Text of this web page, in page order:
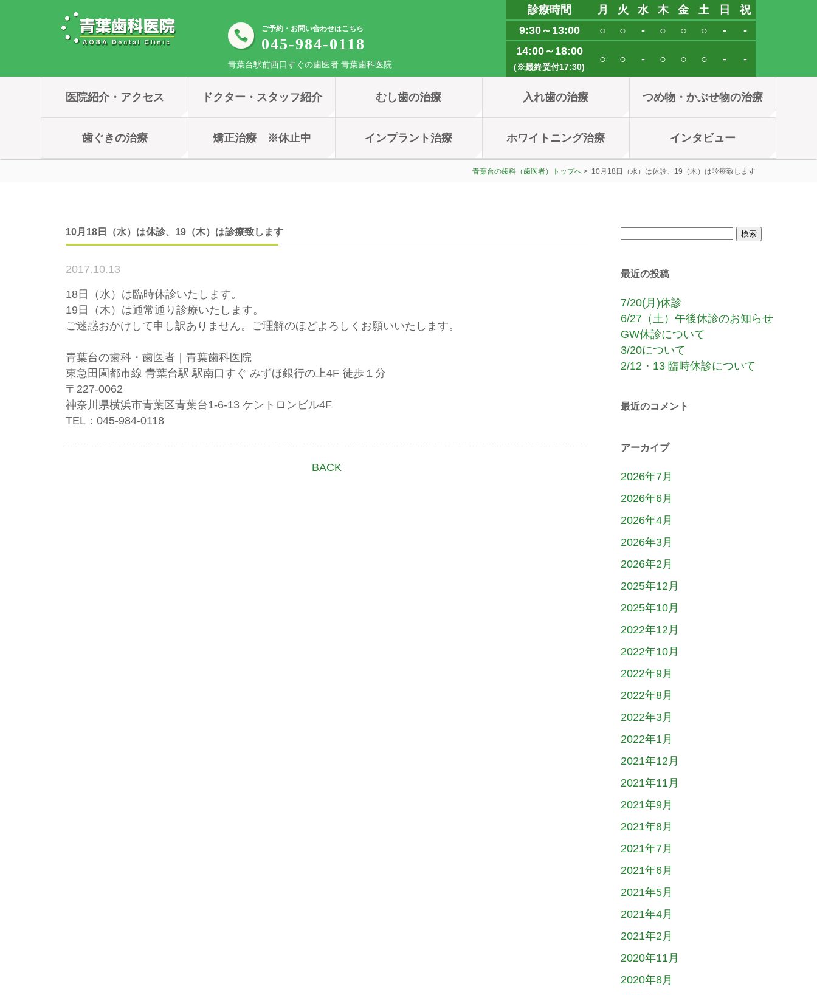
診療時間 月 火 水 木 金 土 日
祝
9:30～13:00
○ ○ - ○ ○ ○ -
-
14:00～18:00
(※最終受付17:30)
○ ○ - ○ ○ ○ - -
ご予約・お問い合わせはこちら
045-984-0118
青葉台駅前西口すぐの歯医者 青葉歯科医院
医院紹介・アクセス ドクター・スタッフ紹介 むし歯の治療 入れ歯の治療 つめ物・かぶせ物の治療
歯ぐきの治療 矯正治療 ※休止中 インプラント治療 ホワイトニング治療 インタビュー
青葉台の歯科（歯医者）トップへ > 10月18日（水）は休診、19（木）は診療致します
10月18日（水）は休診、19（木）は診療致します
2017.10.13
18日（水）は臨時休診いたします。
19日（木）は通常通り診療いたします。
ご迷惑おかけして申し訳ありません。ご理解のほどよろしくお願いいたします。
青葉台の歯科・歯医者｜青葉歯科医院
東急田園都市線 青葉台駅 駅南口すぐ みずほ銀行の上4F 徒歩１分
〒227-0062
神奈川県横浜市青葉区青葉台1-6-13 ケントロンビル4F
TEL：045-984-0118
BACK
最近の投稿
7/20(月)休診
6/27（土）午後休診のお知らせ
GW休診について
3/20について
2/12・13 臨時休診について
最近のコメント
アーカイブ
2026年7月
2026年6月
2026年4月
2026年3月
2026年2月
2025年12月
2025年10月
2022年12月
2022年10月
2022年9月
2022年8月
2022年3月
2022年1月
2021年12月
2021年11月
2021年9月
2021年8月
2021年7月
2021年6月
2021年5月
2021年4月
2021年2月
2020年11月
2020年8月